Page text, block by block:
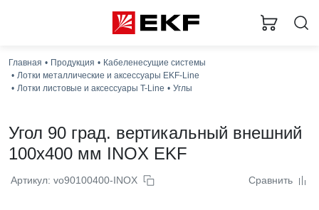
Главная Продукция
Кабеленесущие системы
Лотки металлические и аксессуары EKF-Line
Лотки листовые и аксессуары T-Line
Углы
Угол 90 град. вертикальный внешний
100x400 мм INOX EKF
Артикул: vo90100400-INOX Сравнить